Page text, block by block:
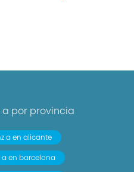
por provincia
a en alicante
a en barcelona